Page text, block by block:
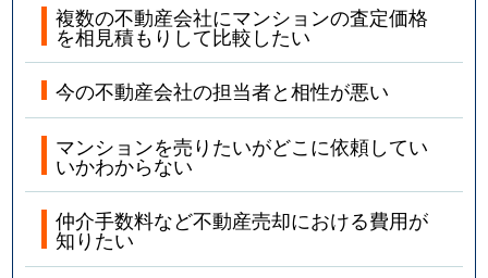
複数の不動産会社にマンションの査定価格
を相見積もりして比較したい
今の不動産会社の担当者と相性が悪い
マンションを売りたいがどこに依頼してい
いかわからない
仲介手数料など不動産売却における費用が
知りたい